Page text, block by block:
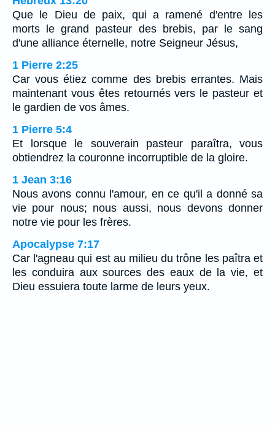
Que le Dieu de paix, qui a ramené d'entre les
morts le grand pasteur des brebis, par le sang
d'une alliance éternelle, notre Seigneur Jésus,
1 Pierre 2:25
Car vous étiez comme des brebis errantes. Mais
maintenant vous êtes retournés vers le pasteur et
le gardien de vos âmes.
1 Pierre 5:4
Et lorsque le souverain pasteur paraîtra, vous
obtiendrez la couronne incorruptible de la gloire.
1 Jean 3:16
Nous avons connu l'amour, en ce qu'il a donné sa
vie pour nous; nous aussi, nous devons donner
notre vie pour les frères.
Apocalypse 7:17
Car l'agneau qui est au milieu du trône les paîtra et
les conduira aux sources des eaux de la vie, et
Dieu essuiera toute larme de leurs yeux.